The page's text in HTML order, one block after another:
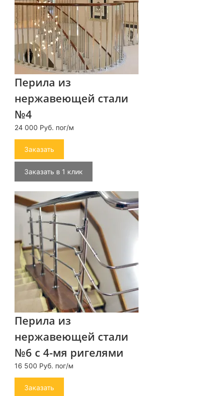
Перила из
нержавеющей стали
№4
24 000 Руб. пог/м
Заказать
Заказать в 1 клик
Перила из
нержавеющей стали
№6 с 4-мя ригелями
16 500 Руб. пог/м
Заказать